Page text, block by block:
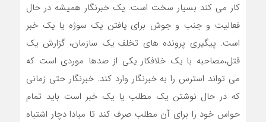
کار می کند بسیار سخت است. یک خبرنگار همیشه در حال
فعالیت و جنب و جوش برای یافتن یک سوژه یا یک خبر
است. پیگیری پرونده های تخلف یک سازمان، گزارش یک
قتل،مصاحبه با یک خلافکار یکی از صدها موردی است که
می تواند استرس را به خبرنگار وارد کند. خبرنگار حتی زمانی
که در حال نوشتن یک مطلب یا یک خبر است باید تمام
حواس خود را برای آن مطلب صرف کند تا مبادا دچار اشتباه